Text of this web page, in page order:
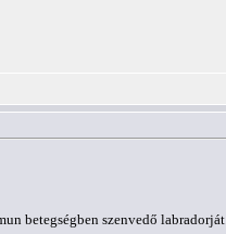
betegségben szenvedő labradorját.